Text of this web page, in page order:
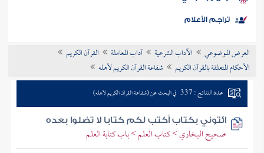
موضوعي
تراجم الأعلام
العرض الموضوعي الآداب الشرعية آداب المعاملة
القرآن الكريم
الأحكام المتعلقة بالقرآن الكريم
شفاعة القرآن الكريم لأهله
عدد النتائج : 337 في البحث عن (شفاعة القرآن الكريم لأهله)
ائتوني بكتاب أكتب لكم كتابا لا تضلوا بعده
صحيح البخاري > كتاب العلم > باب كتابة العلم